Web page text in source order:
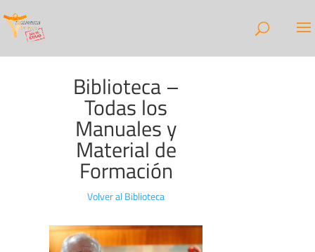
Biblioteca –
Todas los
Manuales y
Material de
Formación
Volver al Biblioteca